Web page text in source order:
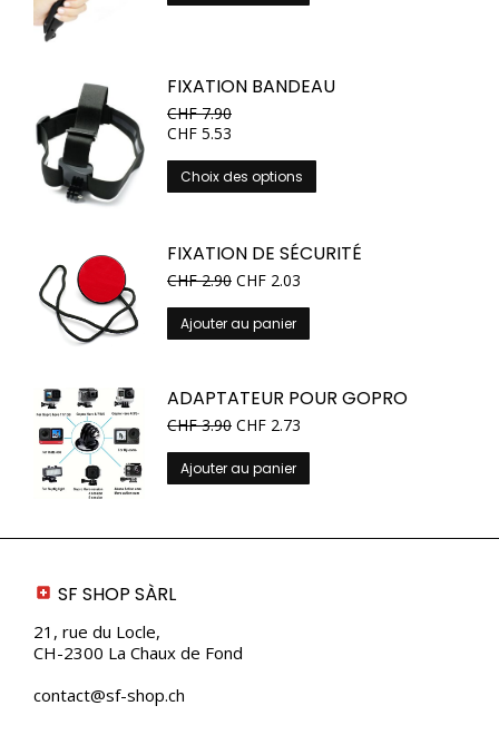
FIXATION BANDEAU
CHF7.90
CHF 5.53
Choix des options
produit
plusieurs
variations.
sur
FIXATION DE SÉCURITÉ
CHF2.90 CHF 2.03
Ajouter au panier
ADAPTATEUR POUR GOPRO
CHF3.90 CHF 2.73
Ajouter au panier
SF SHOP SÀRL
21, rue du Locle,
CH-2300 La Chaux de Fond
contact@sf-shop.ch